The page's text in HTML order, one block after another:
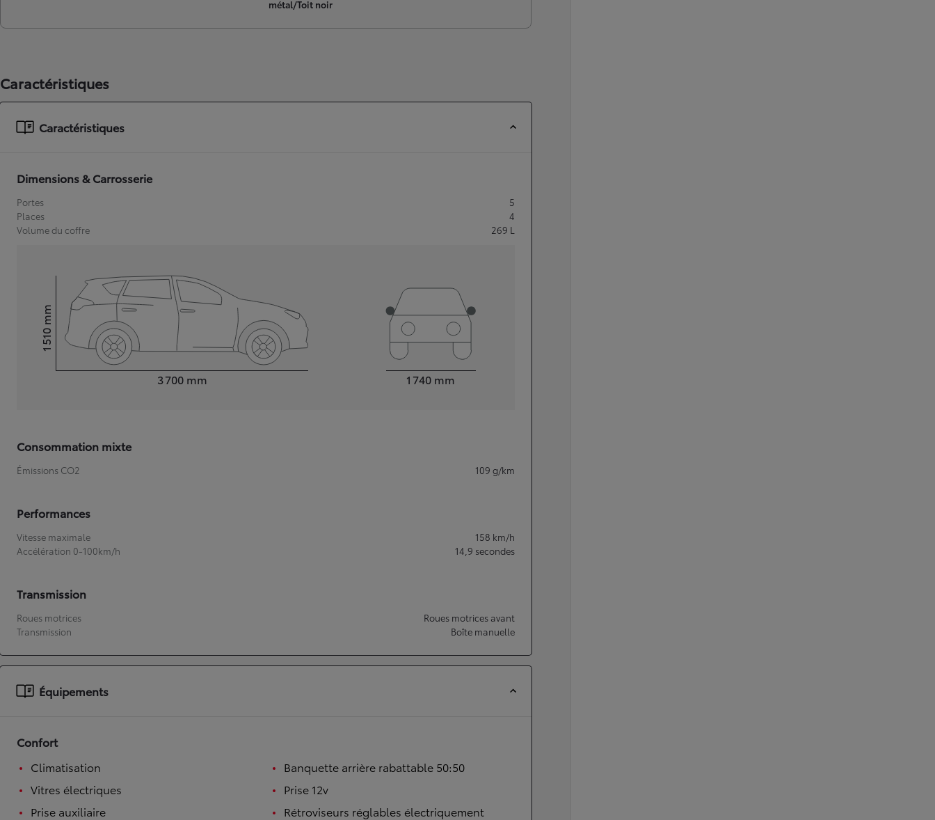
Nouvelle Yaris Cross
Disponible prochainement
métal/Toit noir
Caractéristiques
Caractéristiques
Dimensions & Carrosserie
Portes
5
Places
4
Volume du coffre
269 L
3 700 mm
Hauteur1 510
mm
1 740 mm
Consommation mixte
Émissions CO2 109 g/km
Performances
Vitesse maximale 158 km/h
Accélération 0-100km/h
14,9 secondes
Transmission
Roues motrices
Roues motrices avant
Transmission
Boîte manuelle
Équipements
Confort
Climatisation
Vitres électriques
Prise auxiliaire
Banquette arrière rabattable 50:50
Prise 12v
Rétroviseurs réglables électriquement